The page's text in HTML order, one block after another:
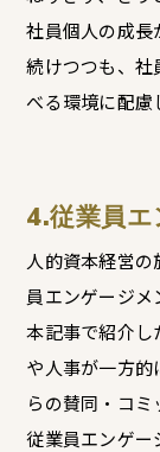
社員個人の成長
続けつつも、
べる環境に配慮
4.従業員エ
人的資本経営
員エンゲージメ
本記事で紹介し
や人事が一方
らの賛同・コミ
従業員エンゲー